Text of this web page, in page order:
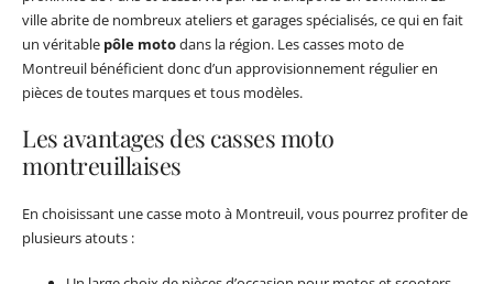
ville abrite de nombreux ateliers et garages spécialisés, ce qui en fait
un véritable pôle motodans la région. Les casses moto de
Montreuil bénéficient donc d’un approvisionnement régulier en
pièces de toutes marques et tous modèles.
Les avantages des casses moto
montreuillaises
En choisissant une casse moto à Montreuil, vous pourrez profiter de
plusieurs atouts :